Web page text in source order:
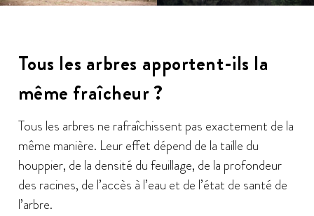
Tous les arbres apportent-ils la
même fraîcheur ?
Tous les arbres ne rafraîchissent pas exactement de la
même manière. Leur effet dépend de la taille du
houppier, de la densité du feuillage, de la profondeur
des racines, de l’accès à l’eau et de l’état de santé de
l’arbre.